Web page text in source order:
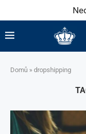
Domů » dropshipping